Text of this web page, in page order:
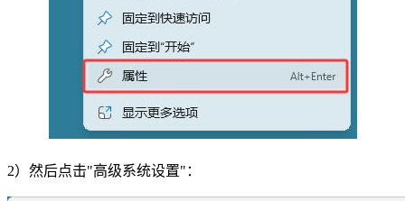
2）然后点击"高级系统设置"：